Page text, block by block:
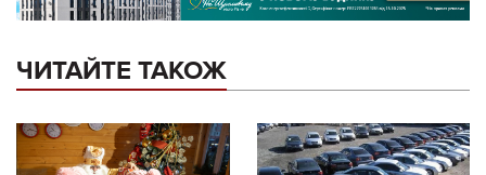
ЧИТАЙТЕ ТАКОЖ